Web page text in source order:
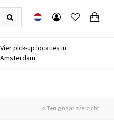
Vier pick-up locaties in
Amsterdam
Terug naar overzicht